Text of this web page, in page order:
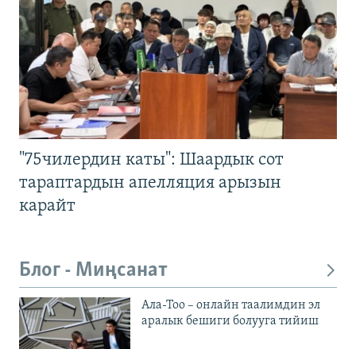
"75чилердин каты": Шаардык сот
тараптардын апелляция арызын
карайт
Блог - Миңсанат
Ала-Тоо – онлайн таалимдин эл
аралык бешиги болууга тийиш